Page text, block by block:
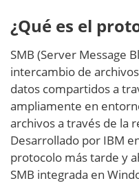
¿Qué es el
SMB (Server Message
intercambio de
datos compartidos a
ampliamente en
archivos a través de la
Desarrollado por IBM
protocolo más tarde y
SMB integrada en